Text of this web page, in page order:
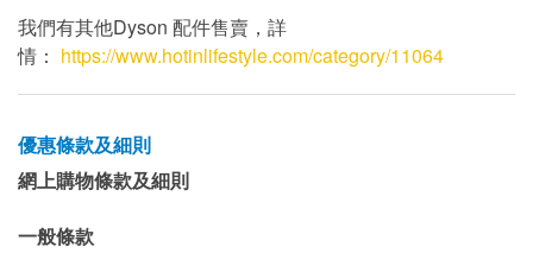
我們有其他Dyson 配件售賣，詳
情： https://www.hotinlifestyle.com/category/11064
優惠條款及細則
網上購物條款及細則
一般條款